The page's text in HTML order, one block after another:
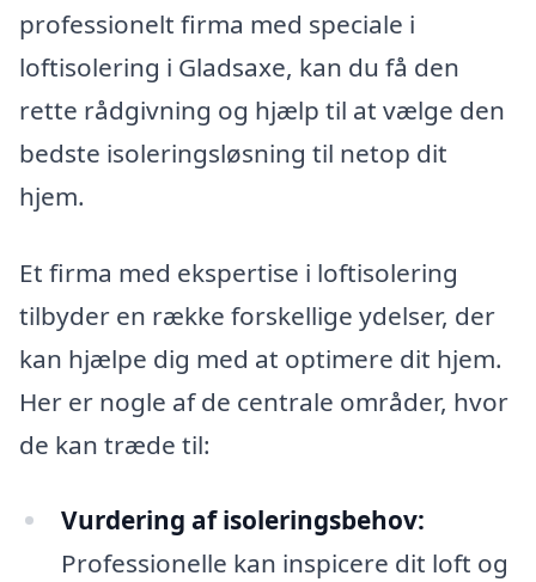
professionelt firma med speciale i
loftisolering i Gladsaxe, kan du få den
rette rådgivning og hjælp til at vælge den
bedste isoleringsløsning til netop dit
hjem.
Et firma med ekspertise i loftisolering
tilbyder en række forskellige ydelser, der
kan hjælpe dig med at optimere dit hjem.
Her er nogle af de centrale områder, hvor
de kan træde til:
Vurdering af isoleringsbehov:
Professionelle kan inspicere dit loft og